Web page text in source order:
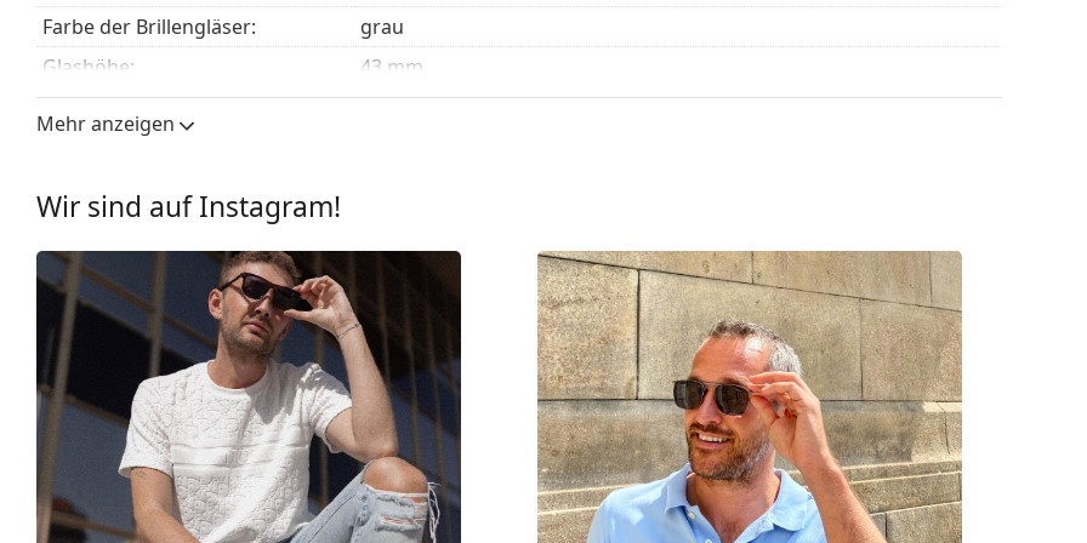
Das mitgelieferte Tuch ist ideal zum Reinigen und Pflegen der Sonnenbrille. Einige Modelle können
mit einem Stoffbeutel anstelle eines Tuchs geliefert werden.
finden.
Farbe der Brillengläser:
grau
Glashöhe:
43 mm
Glasbreite:
51 mm
Brillenfassungen
Rahmenform:
Quadratisch
Farbe der Fassung:
Material der Fassung:
Kunststoff
Größe:
M
Brillenbreite:
132 mm
Bügellänge:
145 mm
Stegbreite:
20 mm
Mehr anzeigen
Wir sind auf Instagram!